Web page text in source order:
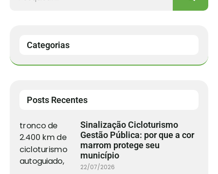
Categorias
Posts Recentes
Sinalização Cicloturismo
Gestão Pública: por que a cor
marrom protege seu
município
22/07/2026